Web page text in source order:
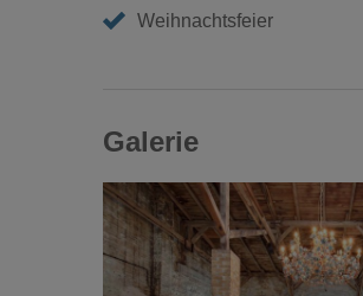
Weihnachtsfeier
Galerie